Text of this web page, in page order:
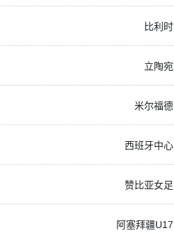
比利时
立陶宛
米尔福德
西班牙中心
赞比亚女足
阿塞拜疆U17